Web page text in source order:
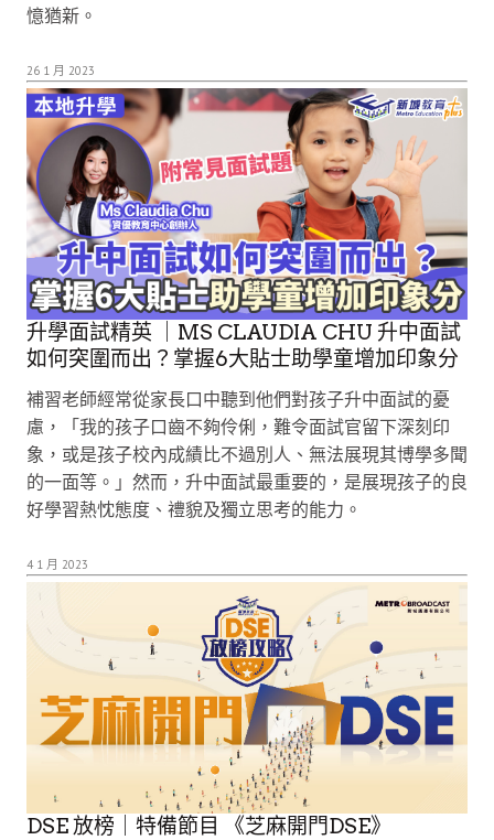
憶猶新。
26 1 月 2023
升學面試精英 ｜MS CLAUDIA CHU 升中面試
如何突圍而出？掌握6大貼士助學童增加印象分
補習老師經常從家長口中聽到他們對孩子升中面試的憂
慮，「我的孩子口齒不夠伶俐，難令面試官留下深刻印
象，或是孩子校內成績比不過別人、無法展現其博學多聞
的一面等。」然而，升中面試最重要的，是展現孩子的良
好學習熱忱態度、禮貌及獨立思考的能力。
4 1 月 2023
DSE 放榜｜特備節目 《芝麻開門DSE》